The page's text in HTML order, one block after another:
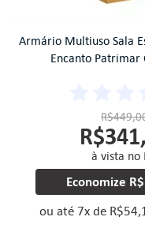
Armário Multiuso Sala
Encanto Patrimar
à vista no
Economize
ou até 7xde